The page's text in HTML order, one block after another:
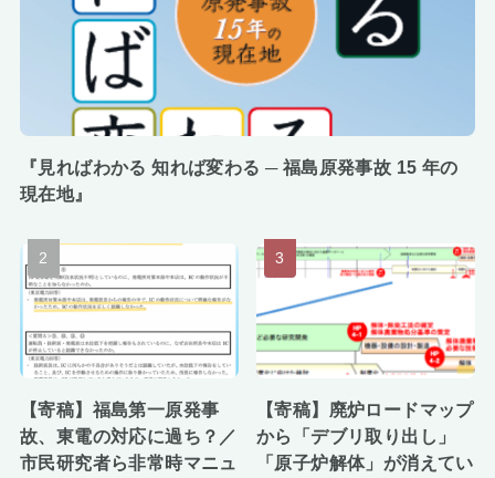
『見ればわかる 知れば変わる ─ 福島原発事故 15 年の
現在地』
【寄稿】福島第一原発事
故、東電の対応に過ち？／
市民研究者ら非常時マニュ
【寄稿】廃炉ロードマップ
から「デブリ取り出し」
「原子炉解体」が消えてい